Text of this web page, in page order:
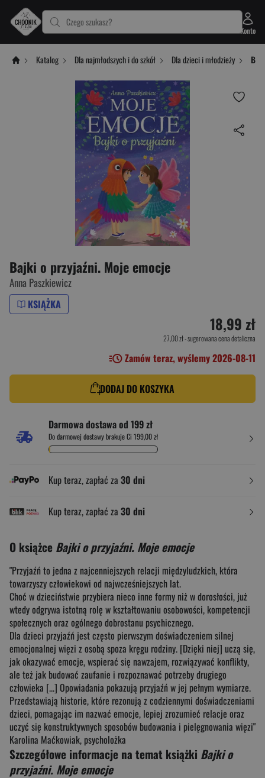
Czego szukasz?
Konto
Katalog Dla najmłodszych i do szkół Dla dzieci i młodzieży
Bajki o przyjaźni. Moje emocje
Anna Paszkiewicz
KSIĄŻKA
18,99 zł
27,00 zł- sugerowana cena detaliczna
Zamów teraz, wyślemy 2026-08-11
DODAJ DO KOSZYKA
Darmowa dostawa od 199 zł
Do darmowej dostawy brakuje Ci 199,00 zł
Kup teraz, zapłać za 30 dni
Kup teraz, zapłać za 30 dni
O książce Bajki o przyjaźni. Moje emocje
"Przyjaźń to jedna z najcenniejszych relacji międzyludzkich, która
towarzyszy człowiekowi od najwcześniejszych lat.
Choć w dzieciństwie przybiera nieco inne formy niż w dorosłości, już
wtedy odgrywa istotną rolę w kształtowaniu osobowości, kompetencji
społecznych oraz ogólnego dobrostanu psychicznego.
Dla dzieci przyjaźń jest często pierwszym doświadczeniem silnej
emocjonalnej więzi z osobą spoza kręgu rodziny. [Dzięki niej] uczą się,
jak okazywać emocje, wspierać się nawzajem, rozwiązywać konflikty,
ale też jak budować zaufanie i rozpoznawać potrzeby drugiego
człowieka [...] Opowiadania pokazują przyjaźń w jej pełnym wymiarze.
Przedstawiają historie, które rezonują z codziennymi doświadczeniami
dzieci, pomagając im nazwać emocje, lepiej zrozumieć relacje oraz
uczyć się konstruktywnych sposobów budowania i pielęgnowania więzi"
Karolina Maćkowiak, psycholożka
Szczegółowe informacje na temat książki Bajki o
przyjaźni. Moje emocje